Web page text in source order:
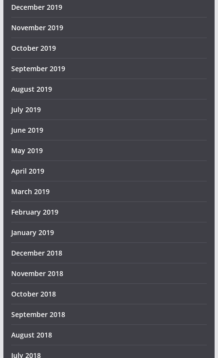
December 2019
November 2019
October 2019
September 2019
August 2019
July 2019
June 2019
May 2019
April 2019
March 2019
February 2019
January 2019
December 2018
November 2018
October 2018
September 2018
August 2018
July 2018